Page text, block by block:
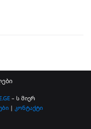
– ს მიერ
| კონტაქტი